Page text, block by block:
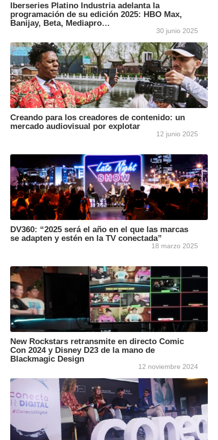
Iberseries Platino Industria adelanta la
programación de su edición 2025: HBO Max,
Banijay, Beta, Mediapro…
30 junio 2025
Creando para los creadores de contenido: un
mercado audiovisual por explotar
12 junio 2025
DV360: “2025 será el año en el que las marcas
se adapten y estén en la TV conectada”
18 marzo 2025
New Rockstars retransmite en directo Comic
Con 2024 y Disney D23 de la mano de
Blackmagic Design
12 noviembre 2024